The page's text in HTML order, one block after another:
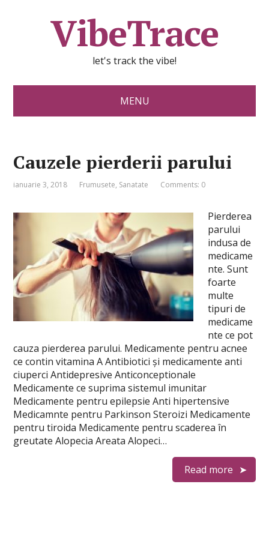
VibeTrace
let's track the vibe!
MENU
Cauzele pierderii parului
ianuarie 3, 2018 Frumusete, Sanatate Comments: 0
Pierderea
parului
indusa de
medicame
nte. Sunt
foarte
multe
tipuri de
medicame
nte ce pot
cauza pierderea parului. Medicamente pentru acnee
ce contin vitamina A Antibiotici și medicamente anti
ciuperci Antidepresive Anticonceptionale
Medicamente ce suprima sistemul imunitar
Medicamente pentru epilepsie Anti hipertensive
Medicamnte pentru Parkinson Steroizi Medicamente
pentru tiroida Medicamente pentru scaderea în
greutate Alopecia Areata Alopeci…
Read more